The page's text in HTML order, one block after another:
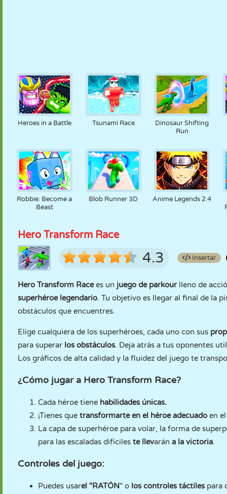
Heroes in a Battle Tsunami Race
Dinosaur Shifting
Run
Robbie: Become a
Beast
Blob Runner 3D
Anime Legends 2.4
Hero Transform Race
4.3 Insertar
Hero Transform Racees un juego de parkourlleno de
superhéroe legendario. Tu objetivo es llegar al final de la
obstáculos que encuentres.
Elige cualquiera de los superhéroes, cada uno con sus
para superar los obstáculos. Deja atrás a tus oponentes
Los gráficos de alta calidad y la fluidez del juego te
¿Cómo jugar a Hero Transform Race?
Cada héroe tiene habilidades únicas.
¡Tienes que transformarte en el héroe adecuado en
La capa de superhéroe para volar, la forma de
para las escaladas difíciles te llevarán a la victoria.
Controles del juego:
Puedes usarel "RATÓN" o los controles táctilespara